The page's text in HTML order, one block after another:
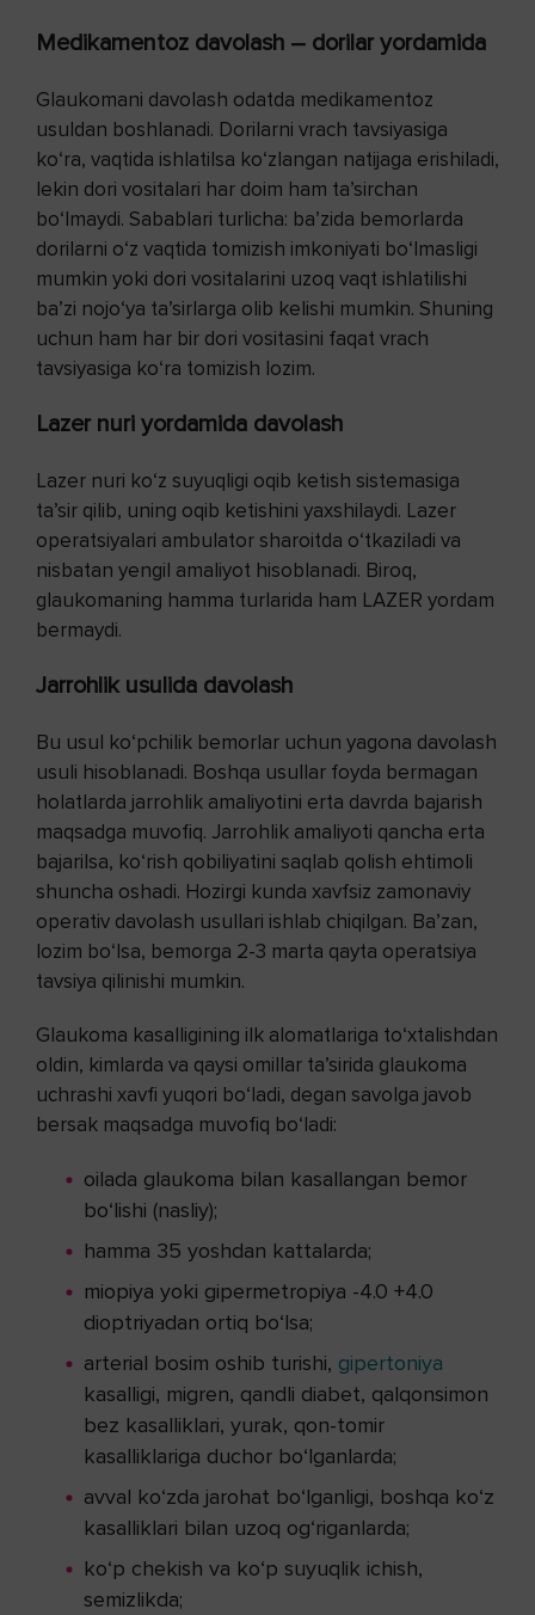
Medikamentoz davolash – dorilar yordamida
Glaukomani davolash odatda medikamentoz
usuldan boshlanadi. Dorilarni vrach tavsiyasiga
ko‘ra, vaqtida ishlatilsa ko‘zlangan natijaga erishiladi,
lekin dori vositalari har doim ham ta’sirchan
bo‘lmaydi. Sabablari turlicha: ba’zida bemorlarda
dorilarni o‘z vaqtida tomizish imkoniyati bo‘lmasligi
mumkin yoki dori vositalarini uzoq vaqt ishlatilishi
ba’zi nojo‘ya ta’sirlarga olib kelishi mumkin. Shuning
uchun ham har bir dori vositasini faqat vrach
tavsiyasiga ko‘ra tomizish lozim.
Lazer nuri yordamida davolash
Lazer nuri ko‘z suyuqligi oqib ketish sistemasiga
ta’sir qilib, uning oqib ketishini yaxshilaydi. Lazer
operatsiyalari ambulator sharoitda o‘tkaziladi va
nisbatan yengil amaliyot hisoblanadi. Biroq,
glaukomaning hamma turlarida ham LAZЕR yordam
bermaydi.
Jarrohlik usulida davolash
Bu usul ko‘pchilik bemorlar uchun yagona davolash
usuli hisoblanadi. Boshqa usullar foyda bermagan
holatlarda jarrohlik amaliyotini erta davrda bajarish
maqsadga muvofiq. Jarrohlik amaliyoti qancha erta
bajarilsa, ko‘rish qobiliyatini saqlab qolish ehtimoli
shuncha oshadi. Hozirgi kunda xavfsiz zamonaviy
operativ davolash usullari ishlab chiqilgan. Ba’zan,
lozim bo‘lsa, bemorga 2-3 marta qayta operatsiya
tavsiya qilinishi mumkin.
Glaukoma kasalligining ilk alomatlariga to‘xtalishdan
oldin, kimlarda va qaysi omillar ta’sirida glaukoma
uchrashi xavfi yuqori bo‘ladi, degan savolga javob
bersak maqsadga muvofiq bo‘ladi:
oilada glaukoma bilan kasallangan bemor
bo‘lishi (nasliy);
hamma 35 yoshdan kattalarda;
miopiya yoki gipermetropiya -4.0 +4.0
dioptriyadan ortiq bo‘lsa;
arterial bosim oshib turishi, gipertoniya
kasalligi, migren, qandli diabet, qalqonsimon
bez kasalliklari, yurak, qon-tomir
kasalliklariga duchor bo‘lganlarda;
avval ko‘zda jarohat bo‘lganligi, boshqa ko‘z
kasalliklari bilan uzoq og‘riganlarda;
ko‘p chekish va ko‘p suyuqlik ichish,
semizlikda;